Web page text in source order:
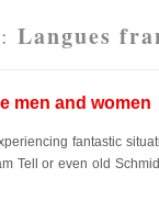
Langues
men and women
fantastic
Tell or even old